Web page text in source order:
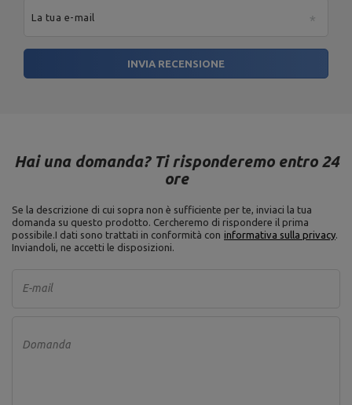
La tua e-mail
INVIA RECENSIONE
Hai una domanda? Ti risponderemo entro 24
ore
Se la descrizione di cui sopra non è sufficiente per te, inviaci la tua
domanda su questo prodotto. Cercheremo di rispondere il prima
possibile.I dati sono trattati in conformità con informativa sulla privacy.
Inviandoli, ne accetti le disposizioni.
E-mail
Domanda